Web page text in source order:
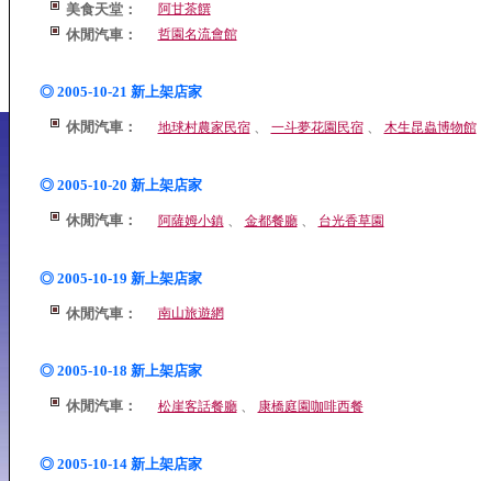
美食天堂： 阿甘茶饌
休閒汽車： 哲園名流會館
◎ 2005-10-21 新上架店家
休閒汽車： 地球村農家民宿、 一斗夢花園民宿、 木生昆蟲博物館
◎ 2005-10-20 新上架店家
休閒汽車： 阿薩姆小鎮、 金都餐廳、 台光香草園
◎ 2005-10-19 新上架店家
休閒汽車： 南山旅遊網
◎ 2005-10-18 新上架店家
休閒汽車： 松崖客話餐廳、 康橋庭園咖啡西餐
◎ 2005-10-14 新上架店家